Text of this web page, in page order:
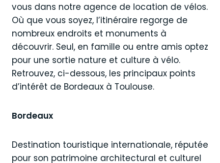
vous dans notre agence de location de vélos.
Où que vous soyez, l’itinéraire regorge de
nombreux endroits et monuments à
découvrir. Seul, en famille ou entre amis optez
pour une sortie nature et culture à vélo.
Retrouvez, ci-dessous, les principaux points
d’intérêt de Bordeaux à Toulouse.
Bordeaux
Destination touristique internationale, réputée
pour son patrimoine architectural et culturel